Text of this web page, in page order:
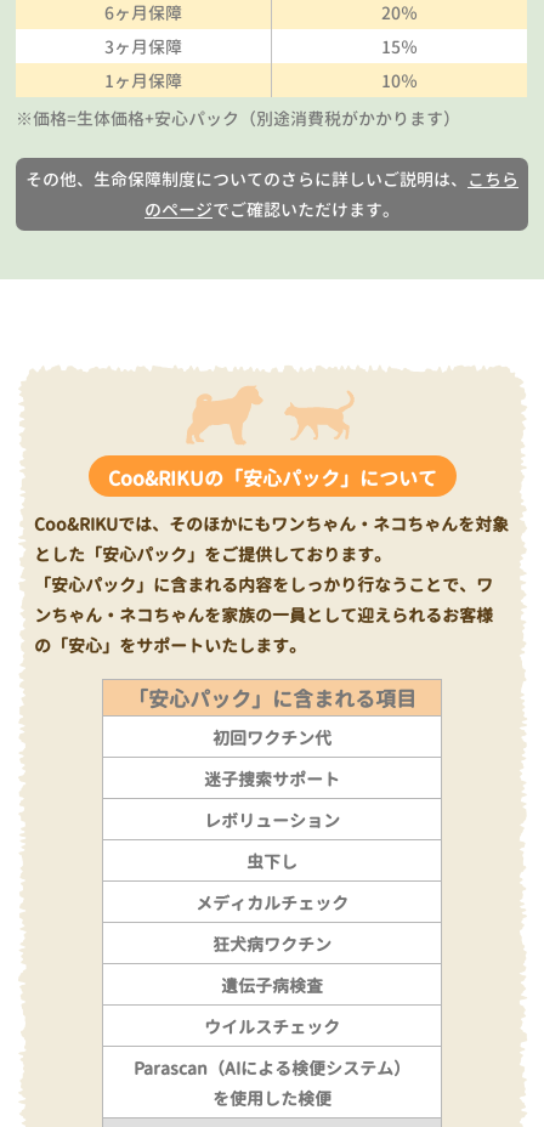
6ヶ月保障
20％
3ヶ月保障
15％
1ヶ月保障
10％
※価格=生体価格+安心パック（別途消費税がかかります）
その他、生命保障制度についてのさらに詳しいご説明は、 こちら
のページでご確認いただけます。
Coo&RIKUの「安心パック」について
Coo&RIKUでは、そのほかにもワンちゃん・ネコちゃんを対象
とした「安心パック」をご提供しております。
「安心パック」に含まれる内容をしっかり行なうことで、ワ
ンちゃん・ネコちゃんを家族の一員として迎えられるお客様
の「安心」をサポートいたします。
「安心パック」に含まれる項目
初回ワクチン代
迷子捜索サポート
レボリューション
虫下し
メディカルチェック
狂犬病ワクチン
遺伝子病検査
ウイルスチェック
Parascan（AIによる検便システム）
を使用した検便